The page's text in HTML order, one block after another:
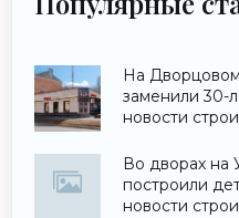
На
заменили 30-
новости
Во дворах на
построили
новости